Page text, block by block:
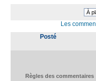
Les
Posté
Règles des commentaires